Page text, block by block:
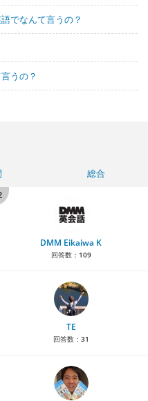
でなんて言うの？
うの？
総合
DMM Eikaiwa K
回答数： 109
TE
回答数： 31